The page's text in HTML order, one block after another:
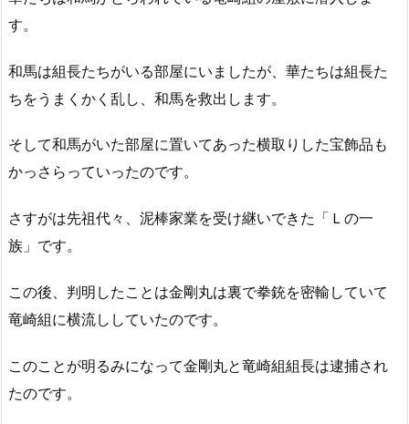
す。
和馬は組長たちがいる部屋にいましたが、華たちは組長た
ちをうまくかく乱し、和馬を救出します。
そして和馬がいた部屋に置いてあった横取りした宝飾品も
かっさらっていったのです。
さすがは先祖代々、泥棒家業を受け継いできた「Ｌの一
族」です。
この後、判明したことは金剛丸は裏で拳銃を密輸していて
竜崎組に横流ししていたのです。
このことが明るみになって金剛丸と竜崎組組長は逮捕され
たのです。